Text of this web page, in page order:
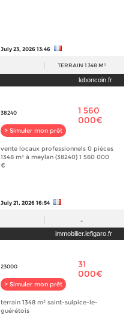
July 23, 2026 13:46
TERRAIN 1 348 M²
leboncoin.fr
38240
> Simuler mon prêt
1 560
000€
vente locaux professionnels 0 pièces
1348 m² à meylan (38240) 1 560 000
€
July 21, 2026 16:54
-
immobilier.lefigaro.fr
23000
> Simuler mon prêt
31
000€
terrain 1348 m² saint-sulpice-le-
guérétois